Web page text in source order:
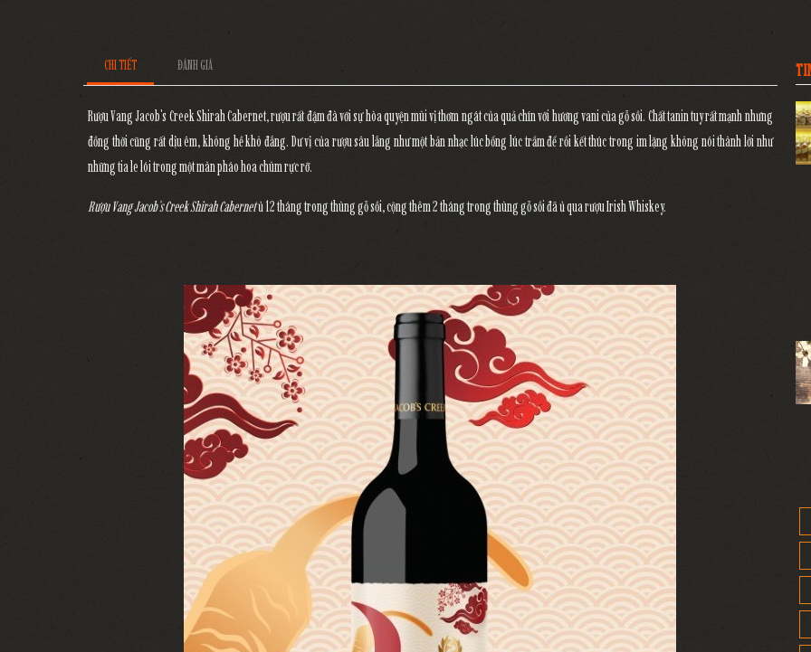
CHI TIẾT ĐÁNH GIÁ
Rượu Vang Jacob's Creek Shirah Cabernet, rượu rất đậm đà với sự hòa quyện mùi vị thơm ngát của quả chín với hương vani của gỗ sồi. Chất tanin tuy rất mạnh nhưng
đồng thời cũng rất dịu êm, không hề khô đắng. Dư vị của rượu sâu lắng như một bản nhạc lúc bổng lúc trầm để rồi kết thúc trong im lặng không nói thành lời như
những tia le lói trong một màn pháo hoa chùm rực rỡ.
Rượu Vang Jacob's Creek Shirah Cabernetủ 12 tháng trong thùng gỗ sồi, cộng thêm 2 tháng trong thùng gỗ sồi đã ủ qua rượu Irish Whiskey.